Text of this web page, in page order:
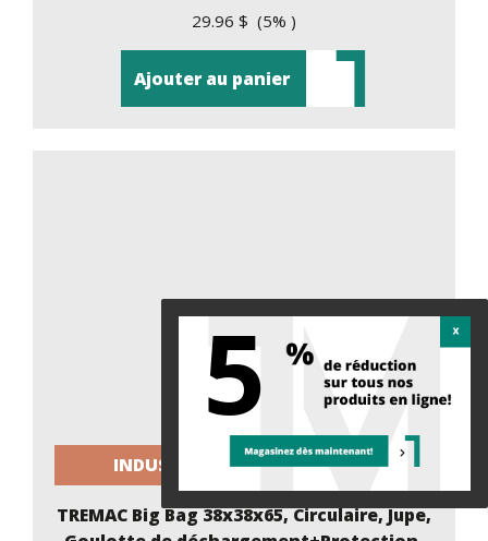
29.96 $ (5% )
Ajouter au panier
INDUSTRIEL / CONSTRUCTION
TREMAC Big Bag 38x38x65, Circulaire, Jupe,
5